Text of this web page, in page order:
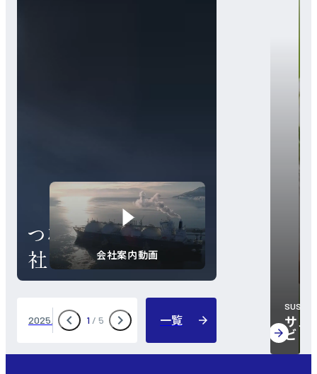
会社案内動画
2025.11.12 お知らせ 日鉄物産とイゲタサンライズ
2025.07.01 お知らせ
2025.07.01 お知らせ
2025.04.01 お知らせ
2025.04.01 お知らせ
1 / 5 一覧 サス
ビリ